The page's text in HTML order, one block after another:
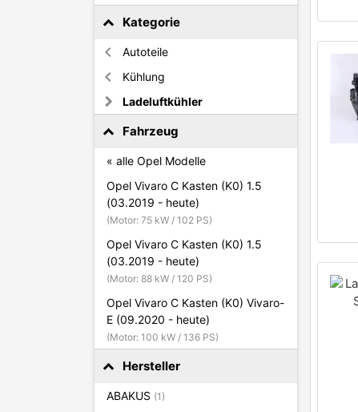
Kategorie
Autoteile
Kühlung
Ladeluftkühler
Fahrzeug
« alle Opel Modelle
Opel Vivaro C Kasten (K0) 1.5
(03.2019 - heute)
(Motor: 75 kW / 102 PS)
Opel Vivaro C Kasten (K0) 1.5
(03.2019 - heute)
(Motor: 88 kW / 120 PS)
Opel Vivaro C Kasten (K0) Vivaro-
E (09.2020 - heute)
(Motor: 100 kW / 136 PS)
Hersteller
ABAKUS (1)